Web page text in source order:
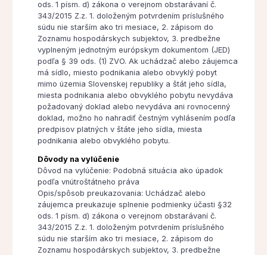
ods. 1 písm. d) zákona o verejnom obstarávaní č.
343/2015 Z.z. 1. doloženým potvrdením príslušného
súdu nie starším ako tri mesiace, 2. zápisom do
Zoznamu hospodárskych subjektov, 3. predbežne
vyplneným jednotným európskym dokumentom (JED)
podľa § 39 ods. (1) ZVO. Ak uchádzač alebo záujemca
má sídlo, miesto podnikania alebo obvyklý pobyt
mimo územia Slovenskej republiky a štát jeho sídla,
miesta podnikania alebo obvyklého pobytu nevydáva
požadovaný doklad alebo nevydáva ani rovnocenný
doklad, možno ho nahradiť čestným vyhlásením podľa
predpisov platných v štáte jeho sídla, miesta
podnikania alebo obvyklého pobytu.
Dôvody na vylúčenie
Dôvod na vylúčenie: Podobná situácia ako úpadok
podľa vnútroštátneho práva
Opis/spôsob preukazovania: Uchádzač alebo
záujemca preukazuje splnenie podmienky účasti §32
ods. 1 písm. d) zákona o verejnom obstarávaní č.
343/2015 Z.z. 1. doloženým potvrdením príslušného
súdu nie starším ako tri mesiace, 2. zápisom do
Zoznamu hospodárskych subjektov, 3. predbežne